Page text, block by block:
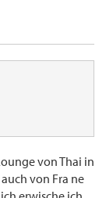
von Thai in
von Fra ne